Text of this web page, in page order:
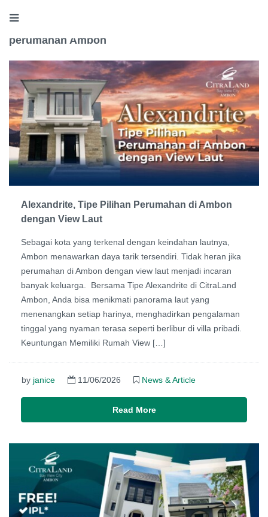
perumahan Ambon
Alexandrite, Tipe Pilihan Perumahan di Ambon
dengan View Laut
Sebagai kota yang terkenal dengan keindahan lautnya,
Ambon menawarkan daya tarik tersendiri. Tidak heran jika
perumahan di Ambon dengan view laut menjadi incaran
banyak keluarga. Bersama Tipe Alexandrite di CitraLand
Ambon, Anda bisa menikmati panorama laut yang
menenangkan setiap harinya, menghadirkan pengalaman
tinggal yang nyaman terasa seperti berlibur di villa pribadi.
Keuntungan Memiliki Rumah View […]
by janice 11/06/2026 News & Article
Read More